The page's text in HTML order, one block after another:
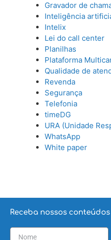
Gravador de
Inteligência
Intelix
Lei do call center
Planilhas
Plataforma
Qualidade de
Revenda
Segurança
Telefonia
timeDG
URA (Unidade
WhatsApp
White paper
Receba nossos